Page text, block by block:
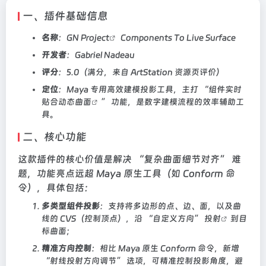
一、插件基础信息
名称：GNProject
Components To Live Surface
开发者：Gabriel Nadeau
评分：5.0（满分，来自 ArtStation 资源页评价）
定位：Maya 专用高效建模投影工具，主打 “组件实时
贴合动态曲面
” 功能，是数字建模流程的效率辅助工
具。
二、核心功能
这款插件的核心价值是解决 “复杂曲面细节对齐” 难
题，功能亮点远超 Maya 原生工具（如 Conform 命
令），具体包括：
多类型组件投影：支持将多边形的点、边、面，以及曲
线的 CVS（控制顶点），沿 “自定义方向” 投射
到目
标曲面；
精准方向控制：相比 Maya 原生 Conform 命令，新增
“射线投射方向调节” 选项，可精准控制投影角度，避